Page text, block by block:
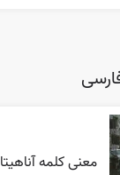
معنی کلمه آناهیتا